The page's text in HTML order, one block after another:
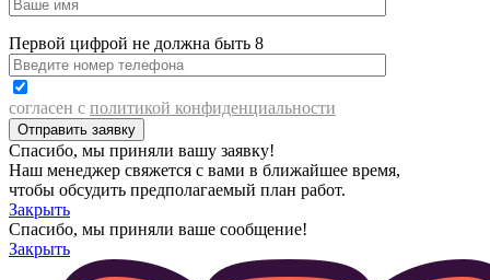
Первой цифрой не должна быть 8
согласен с политикой конфиденциальности
Спасибо, мы приняли вашу заявку!
Наш менеджер свяжется с вами в ближайшее время,
чтобы обсудить предполагаемый план работ.
Закрыть
Спасибо, мы приняли ваше сообщение!
Закрыть